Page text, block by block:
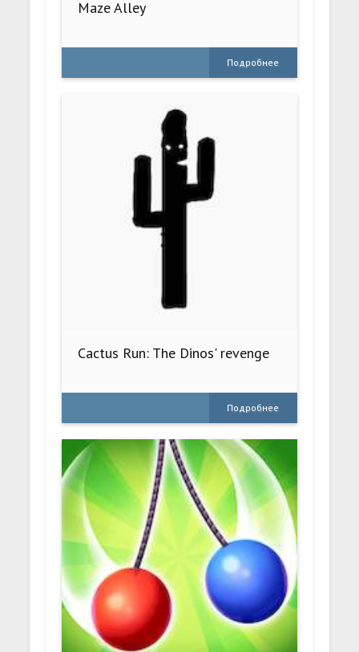
Maze Alley
Подробнее
Cactus Run: The Dinos' revenge
Подробнее